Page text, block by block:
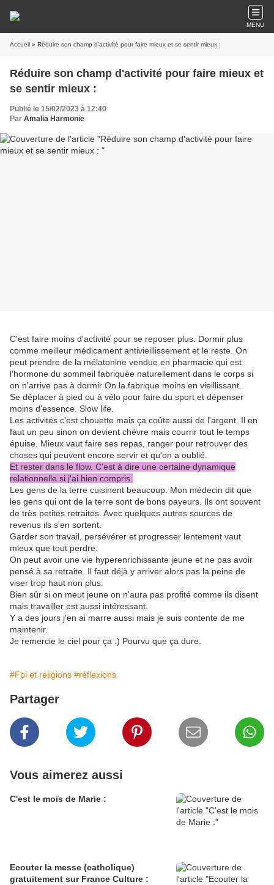
MENU
Accueil » Réduire son champ d'activité pour faire mieux et se sentir mieux :
Réduire son champ d'activité pour faire mieux et
se sentir mieux :
Publié le 15/02/2023 à 12:40
Par Amalia Harmonie
C'est faire moins d'activité pour se reposer plus. Dormir plus
comme meilleur médicament antivieillissement et le reste. On
peut prendre de la mélatonine vendue en pharmacie qui est
l'hormone du sommeil fabriquée naturellement dans le corps si
on n'arrive pas à dormir On la fabrique moins en vieillissant.
Se déplacer à pied ou à vélo pour faire du sport et dépenser
moins d'essence. Slow life.
Les activités c'est chouette mais ça coûte aussi de l'argent. Il en
faut un peu sinon on devient chèvre mais courrir tout le temps
épuise. Mieux vaut faire ses repas, ranger pour retrouver des
choses qui peuvent encore servir et qu'on a oublié.
Et rester dans le flow. C'est à dire une certaine dynamique
relationnelle si j'ai bien compris.
Les gens de la terre cuisinent beaucoup. Mon médecin dit que
les gens qui ont de la terre sont de bons payeurs. Ils ont souvent
de très petites retraites. Avec quelques autres sources de
revenus ils s'en sortent.
Garder son travail, persévérer et progresser lentement vaut
mieux que tout perdre.
On peut avoir une vie hyperenrichissante jeune et ne pas avoir
pensé à sa retraite. Il faut déjà y arriver alors pas la peine de
viser trop haut non plus.
Bien sûr si on meut jeune on n'aura pas profité comme ils disent
mais travailler est aussi intéressant.
Y a des jours j'en ai marre aussi mais je suis contente de me
maintenir.
Je remercie le ciel pour ça :) Pourvu que ça dure.
#Foi et religions #réflexions
Partager
Vous aimerez aussi
C'est le mois de Marie :
Ecouter la messe (catholique)
gratuitement sur France Culture :